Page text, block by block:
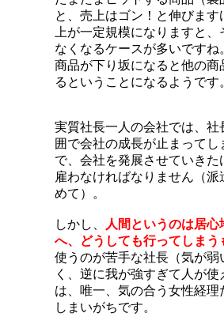
と、売上はゴン！と伸びます
上が一定規模になりますと
なくなるケースが多いですね
商品が下り坂になると他の商
るということになるようです
実質社長一人の会社では、社
囲で会社の成長が止まってし
で、会社を発展させていきた
雇わなければなりません（派
めて）。
しかし、
人間というのは居心
へ、どうしても行ってしまう
使うのが苦手な社長（気が弱
く、逆に我が強すぎて人が使
は、唯一、気の合う女性経理
しまいがちです。